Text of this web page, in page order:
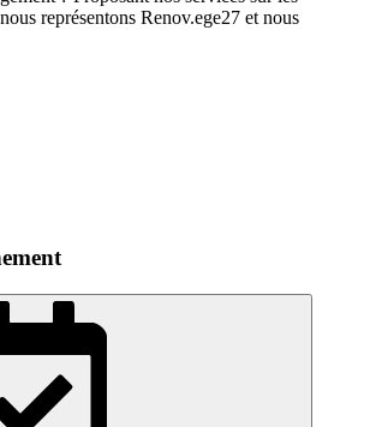
représentons Renov.ege27 et nous